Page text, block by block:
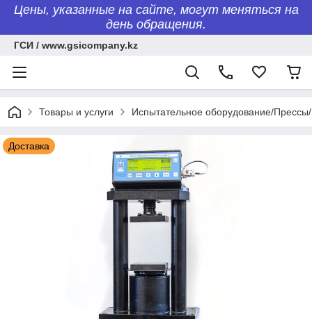
Цены, указанные на сайте, могут меняться на
день обращения.
ГСИ / www.gsicompany.kz
Товары и услуги Испытательное оборудование/
Доставка